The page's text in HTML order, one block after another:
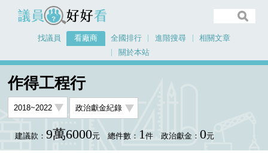
議員好好看
找議員 看廠商 全國排行 進階搜尋
相關文章
關於本站
作得工程行
建議款： 9萬6000元 總件數： 1件 政治獻金： 0元